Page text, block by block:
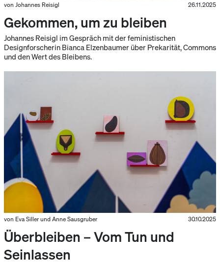
von Johannes Reisigl 26.11.2025
Gekommen, um zu bleiben
Johannes Reisigl im Gespräch mit der feministischen
Designforscherin Bianca Elzenbaumer über Prekarität, Commons
und den Wert des Bleibens.
von Eva Siller und Anne Sausgruber 30.10.2025
Überbleiben – Vom Tun und
Seinlassen